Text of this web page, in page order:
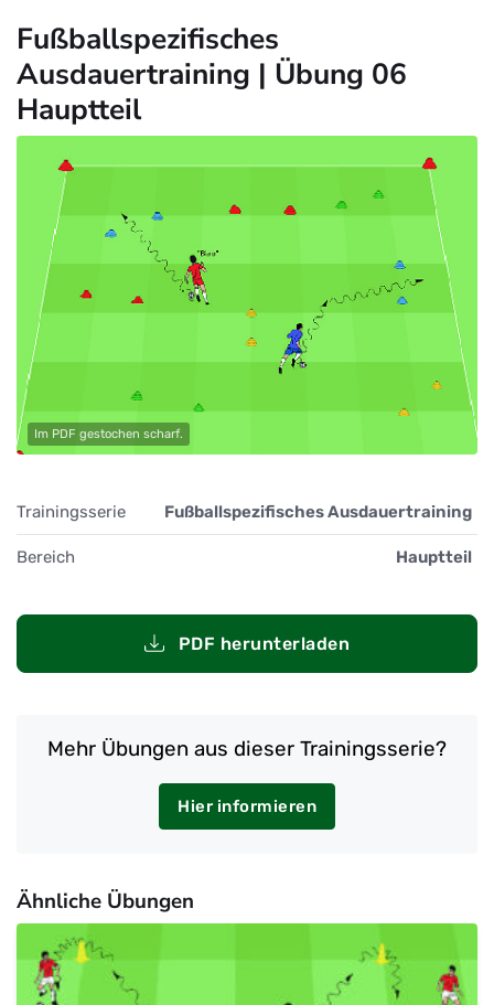
Fußballspezifisches
Ausdauertraining | Übung 06
Hauptteil
Im PDF gestochen scharf.
Trainingsserie Fußballspezifisches Ausdauertraining
Bereich Hauptteil
PDF herunterladen
Mehr Übungen aus dieser Trainingsserie?
Hier informieren
Ähnliche Übungen